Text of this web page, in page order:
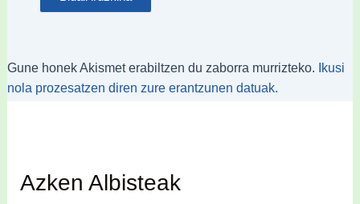
Gune honek Akismet erabiltzen du zaborra murrizteko.
Ikusi
nola prozesatzen diren zure erantzunen datuak.
Azken Albisteak